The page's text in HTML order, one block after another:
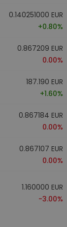
0.140251000 EUR
+0.80%
0.867209 EUR
0.00%
187.190 EUR
+1.60%
0.867184 EUR
0.00%
0.867107 EUR
0.00%
1.160000 EUR
-3.00%